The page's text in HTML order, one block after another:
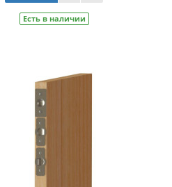
Есть в наличии